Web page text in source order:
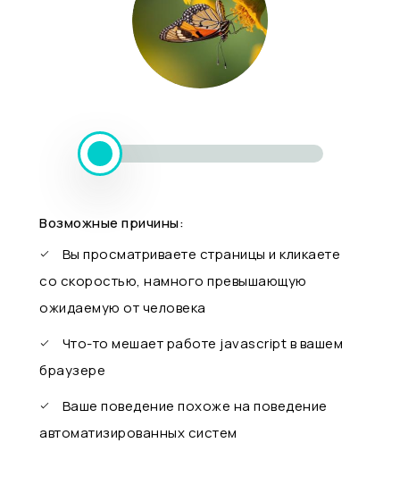
Возможные причины:
Вы просматриваете страницы и кликаете
со скоростью, намного превышающую
ожидаемую от человека
Что-то мешает работе javascript в вашем
браузере
Ваше поведение похоже на поведение
автоматизированных систем